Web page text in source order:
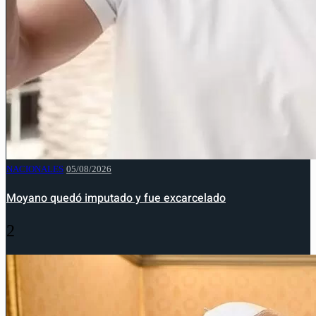
NACIONALES 05/08/2026
Moyano quedó imputado y fue excarcelado
2